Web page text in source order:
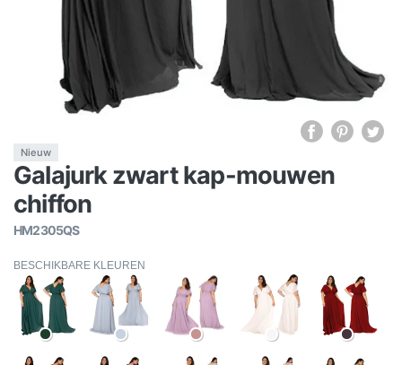
Nieuw
Galajurk zwart kap-mouwen
chiffon
HM2305QS
BESCHIKBARE KLEUREN